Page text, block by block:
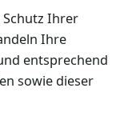
Schutz Ihrer
Ihre
entsprechend
sowie dieser